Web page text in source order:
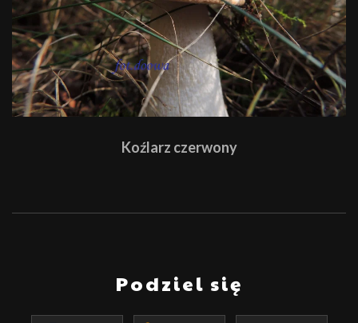
Koźlarz czerwony
Podziel się